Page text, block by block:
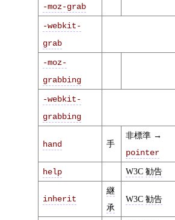
-moz-grab
-webkit-
grab
-moz-
grabbing
-webkit-
grabbing
hand 手
非標準 →
pointer
help W3C 勧告
inherit
継
承
W3C 勧告